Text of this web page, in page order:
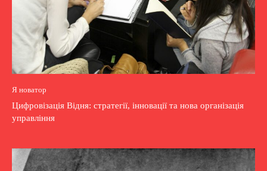
Я новатор
Цифровізація Відня: стратегії, інновації та нова організація
управління